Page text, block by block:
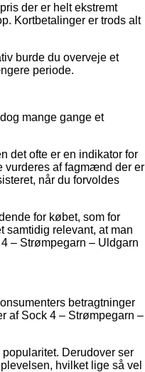
der er helt ekstremt
Kortbetalinger er trods alt
burde du overveje et
periode.
mange gange et
det ofte er en indikator for
vurderes af fagmænd der er
når du forvoldes
for købet, som for
samtidig relevant, at man
– Strømpegarn – Uldgarn
betragtninger
af Sock 4 – Strømpegarn –
Derudover ser
hvilket lige så vel